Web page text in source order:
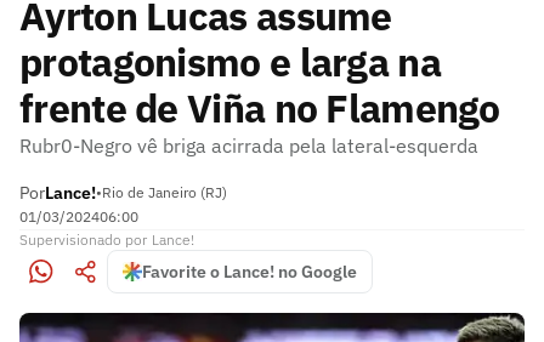
Ayrton Lucas assume
protagonismo e larga na
frente de Viña no Flamengo
Rubr0-Negro vê briga acirrada pela lateral-esquerda
PorLance!•Rio de Janeiro (RJ)
01/03/202406:00
Supervisionado por Lance!
Favorite o Lance! no Google